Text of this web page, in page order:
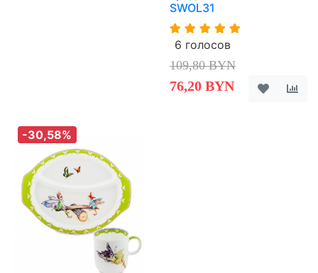
SWOL31
6 голосов
109,80 BYN
76,20 BYN
-30,58%